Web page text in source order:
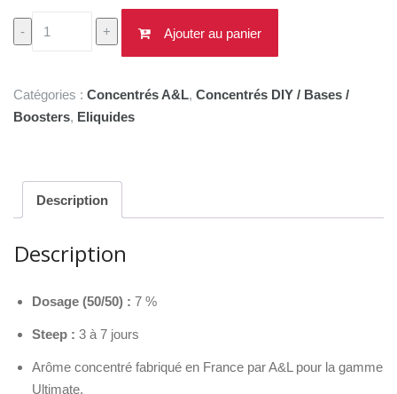
-
quantité
de
Kro-
Mignon
Créations
+ Ajouter au panier
Catégories : Concentrés A&L, Concentrés DIY / Bases /
Boosters, Eliquides
Description
Description
Dosage (50/50) : 7 %
Steep : 3 à 7 jours
Arôme concentré fabriqué en France par A&L pour la gamme
Ultimate.